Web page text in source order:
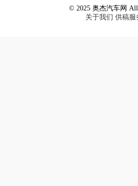
© 2025 奥杰汽车网 All
关于我们 供稿服